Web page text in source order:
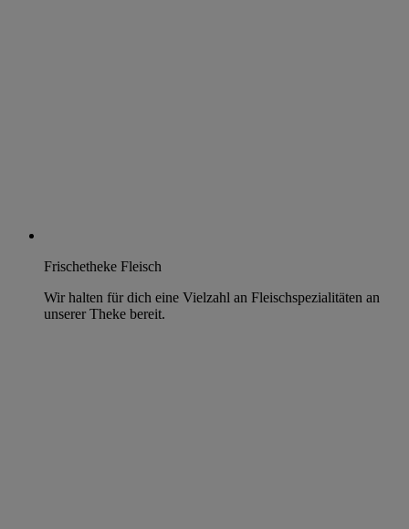
Frischetheke Fleisch
Wir halten für dich eine Vielzahl an Fleischspezialitäten an
unserer Theke bereit.